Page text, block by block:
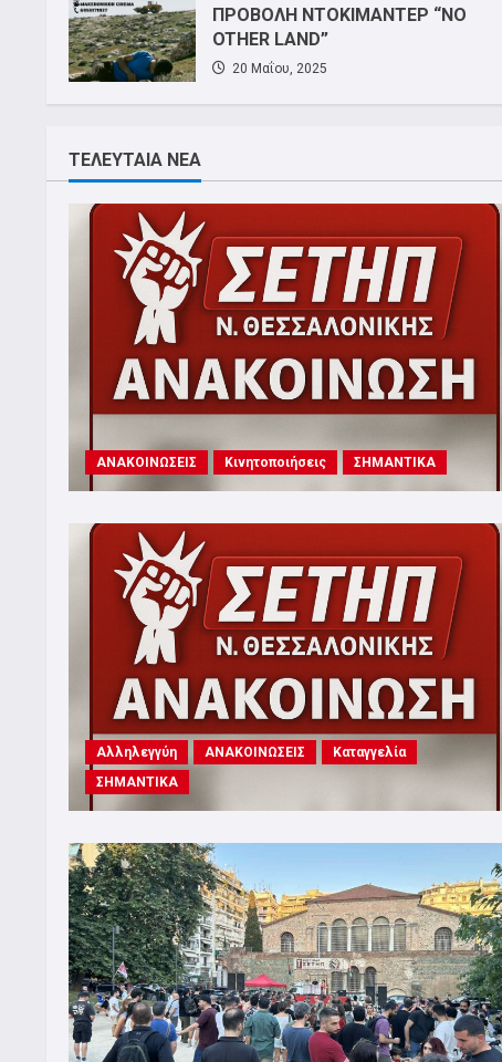
ΠΥΡΓΟΣΠΡΟΒΟΛΗ ΝΤΟΚΙΜΑΝΤΕΡ “NO
OTHER LAND”
20 Μαΐου, 2025
ΤΕΛΕΥΤΑΙΑ ΝΕΑ
ΑΝΑΚΟΙΝΩΣΕΙΣ Κινητοποιήσεις ΣΗΜΑΝΤΙΚΑ
Αλληλεγγύη ΑΝΑΚΟΙΝΩΣΕΙΣ
Καταγγελία
ΣΗΜΑΝΤΙΚΑ